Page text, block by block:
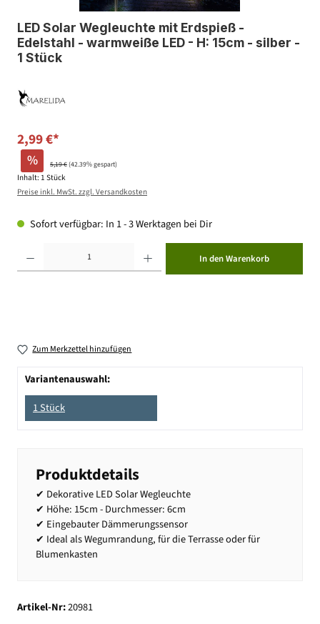
LED Solar Wegleuchte mit Erdspieß -
Edelstahl - warmweiße LED - H: 15cm - silber -
1 Stück
2,99 €*
% 5,19 €(42.39% gespart)
Inhalt: 1 Stück
Preise inkl. MwSt. zzgl. Versandkosten
Sofort verfügbar: In 1 - 3 Werktagen bei Dir
In den Warenkorb
Zum Merkzettel hinzufügen
Variantenauswahl:
1 Stück
Produktdetails
✔ Dekorative LED Solar Wegleuchte
✔ Höhe: 15cm - Durchmesser: 6cm
✔ Eingebauter Dämmerungssensor
✔ Ideal als Wegumrandung, für die Terrasse oder für
Blumenkasten
Artikel-Nr:20981